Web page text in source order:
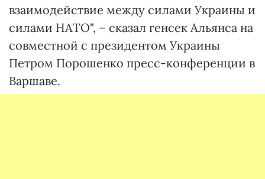
взаимодействие между силами Украины и
силами НАТО", – сказал генсек Альянса на
совместной с президентом Украины
Петром Порошенко пресс-конференции в
Варшаве.